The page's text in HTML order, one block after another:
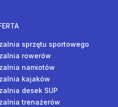
sprzętu sportowego
rowerów
namiotów
kajaków
desek SUP
trenażerów